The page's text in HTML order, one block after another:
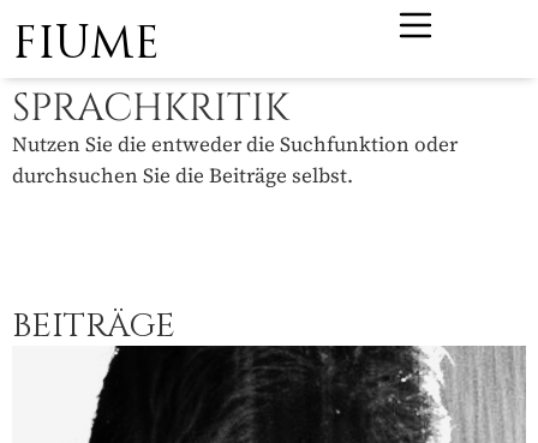
FIUME
SPRACHKRITIK
Nutzen Sie die entweder die Suchfunktion oder
durchsuchen Sie die Beiträge selbst.
BEITRÄGE